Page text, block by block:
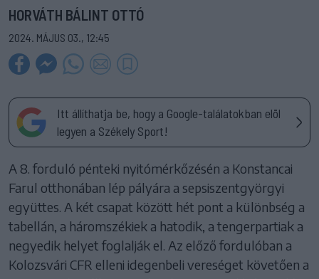
HORVÁTH BÁLINT OTTÓ
2024. MÁJUS 03., 12:45
Itt állíthatja be, hogy a Google-találatokban elöl
legyen a Székely Sport!
A 8. forduló pénteki nyitómérkőzésén a Konstancai
Farul otthonában lép pályára a sepsiszentgyörgyi
együttes. A két csapat között hét pont a különbség a
tabellán, a háromszékiek a hatodik, a tengerpartiak a
negyedik helyet foglalják el. Az előző fordulóban a
Kolozsvári CFR elleni idegenbeli vereséget követően a